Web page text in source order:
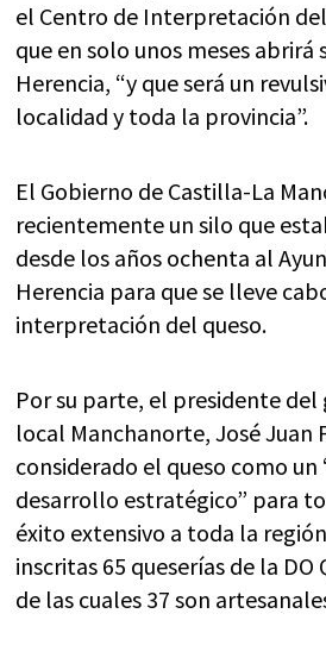
el Centro de Interpretación del
que en solo unos meses abrirá
Herencia, “y que será un
localidad y toda la provincia”.
El Gobierno de Castilla-La
recientemente un silo que
desde los años ochenta al
Herencia para que se lleve
interpretación del queso.
Por su parte, el presidente del
local Manchanorte, José Juan
considerado el queso como
desarrollo estratégico” para
éxito extensivo a toda la
inscritas 65 queserías de la DO
de las cuales 37 son